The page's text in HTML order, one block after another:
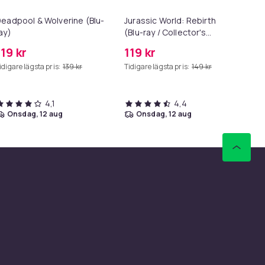
& Wolverine (Blu-
kr
lägsta pris: 139 kr
4,1
onsdag, 12 aug
Jurassic World: Rebirth
(Blu-ray / Collector's
119 kr
Tidigare lägsta pris: 149 kr
4,4
onsdag, 12 aug